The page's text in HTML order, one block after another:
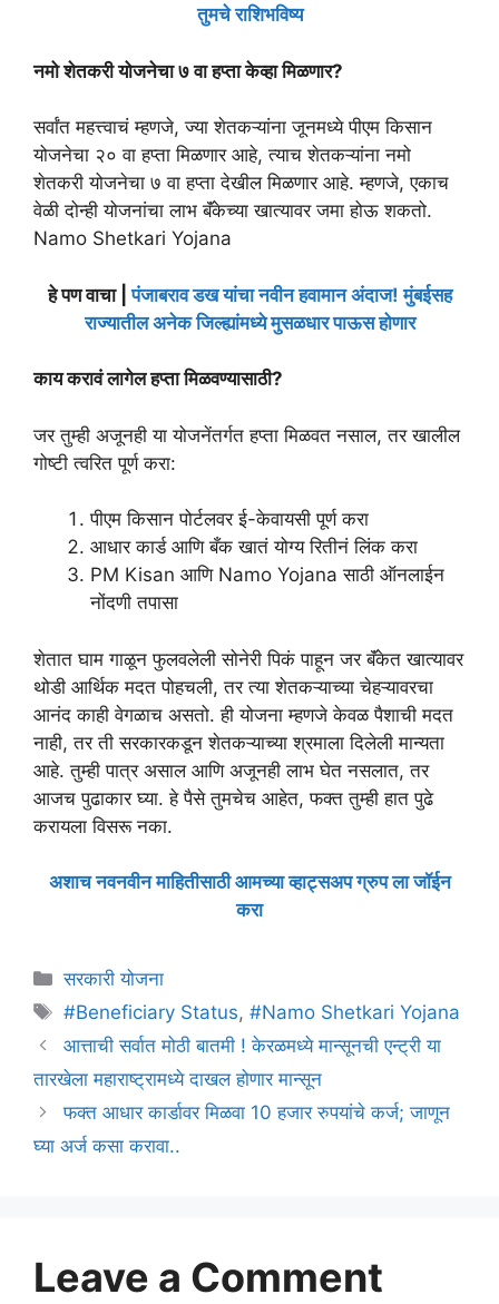
तुमचे राशिभविष्य
नमो शेतकरी योजनेचा ७ वा हप्ता केव्हा मिळणार?
सर्वांत महत्त्वाचं म्हणजे, ज्या शेतकऱ्यांना जूनमध्ये पीएम किसान
योजनेचा २० वा हप्ता मिळणार आहे, त्याच शेतकऱ्यांना नमो
शेतकरी योजनेचा ७ वा हप्ता देखील मिळणार आहे. म्हणजे, एकाच
वेळी दोन्ही योजनांचा लाभ बॅंकेच्या खात्यावर जमा होऊ शकतो.
Namo Shetkari Yojana
हे पण वाचा |पंजाबराव डख यांचा नवीन हवामान अंदाज! मुंबईसह
राज्यातील अनेक जिल्ह्यांमध्ये मुसळधार पाऊस होणार
काय करावं लागेल हप्ता मिळवण्यासाठी?
जर तुम्ही अजूनही या योजनेंतर्गत हप्ता मिळवत नसाल, तर खालील
गोष्टी त्वरित पूर्ण करा:
पीएम किसान पोर्टलवर ई-केवायसी पूर्ण करा
आधार कार्ड आणि बँक खातं योग्य रितीनं लिंक करा
PM Kisan आणि Namo Yojana साठी ऑनलाईन
नोंदणी तपासा
शेतात घाम गाळून फुलवलेली सोनेरी पिकं पाहून जर बॅंकेत खात्यावर
थोडी आर्थिक मदत पोहचली, तर त्या शेतकऱ्याच्या चेहऱ्यावरचा
आनंद काही वेगळाच असतो. ही योजना म्हणजे केवळ पैशाची मदत
नाही, तर ती सरकारकडून शेतकऱ्याच्या श्रमाला दिलेली मान्यता
आहे. तुम्ही पात्र असाल आणि अजूनही लाभ घेत नसलात, तर
आजच पुढाकार घ्या. हे पैसे तुमचेच आहेत, फक्त तुम्ही हात पुढे
करायला विसरू नका.
अशाच नवनवीन माहितीसाठी आमच्या व्हाट्सअप ग्रुप ला जॉईन
करा
Categories
सरकारी योजना
Tags
#Beneficiary Status,#Namo Shetkari Yojana
आत्ताची सर्वात मोठी बातमी ! केरळमध्ये मान्सूनची एन्ट्री या
तारखेला महाराष्ट्रामध्ये दाखल होणार मान्सून
फक्त आधार कार्डावर मिळवा 10 हजार रुपयांचे कर्ज; जाणून
घ्या अर्ज कसा करावा..
Leave a Comment